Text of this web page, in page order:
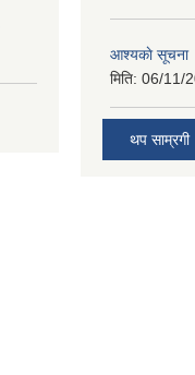
आश्यकाे सूचना
मिति: 06/11/
थप साम्रगी